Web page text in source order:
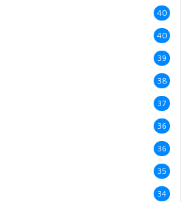
40
40
39
38
37
36
36
35
34